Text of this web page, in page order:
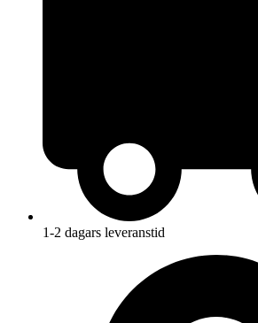
1-2 dagars leveranstid